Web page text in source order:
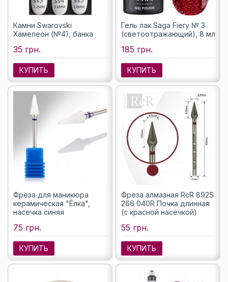
Камни Swarovski
Хамелеон (№4), банка
35 грн.
КУПИТЬ
Гель лак Saga Fiery № 3
(светоотражающий), 8 мл
185 грн.
КУПИТЬ
Фреза для маникюра
керамическая "Ёлка",
насечка синяя
75 грн.
КУПИТЬ
Фреза алмазная RcR 892S
266 040R Почка длинная
(с красной насечкой)
55 грн.
КУПИТЬ